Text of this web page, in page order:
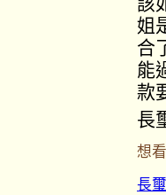
姐
合
能
款
長
想
長